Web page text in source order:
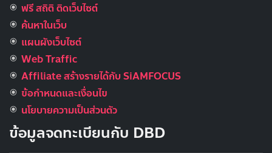
ฟรี สถิติ ติดเว็บไซต์
ค้นหาในเว็บ
แผนผังเว็บไซต์
Web Traffic
Affiliate สร้างรายได้กับ SiAMFOCUS
ข้อกำหนดและเงื่อนไข
นโยบายความเป็นส่วนตัว
ข้อมูลจดทะเบียนกับ DBD